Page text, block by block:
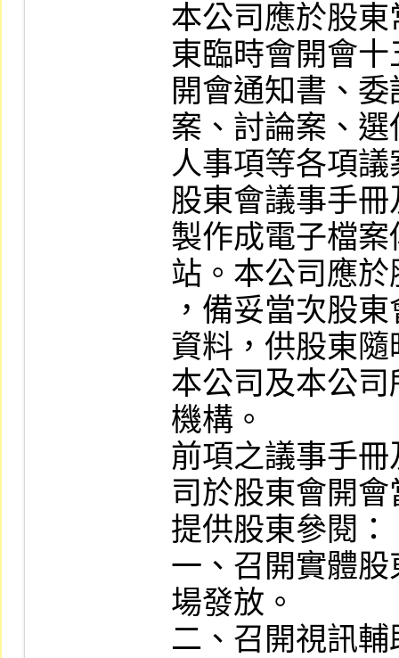
本公司應於股
東臨時會開會
開會通知書、
案、討論案、
人事項等各項
股東會議事手
製作成電子檔
站。本公司應
，備妥當次股
資料，供股東
本公司及本公
機構。
前項之議事手
司於股東會開
提供股東參閱：
一、召開實體
場發放。
二、召開視訊